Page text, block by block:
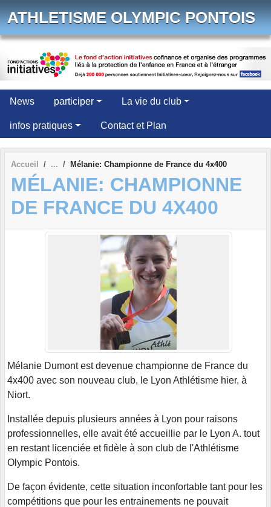
ATHLETISME OLYMPIC PONTOIS
News participer La vie du club
infos pratiques Contact et Plan
Accueil Mélanie: Championne de France du 4x400
MÉLANIE: CHAMPIONNE
DE FRANCE DU 4X400
Mélanie Dumont est devenue championne de France du
4x400 avec son nouveau club, le Lyon Athlétisme hier, à
Niort.
Installée depuis plusieurs années à Lyon pour raisons
professionnelles, elle avait été accueillie par le Lyon A. tout
en restant licenciée et fidèle à son club de l'Athlétisme
Olympic Pontois.
De façon évidente, cette situation inconfortable tant pour les
compétitions que pour les entrainements ne pouvait